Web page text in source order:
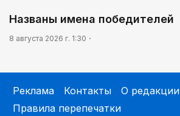
Названы имена победителей
8 августа 2026 г. 1:30
Реклама Контакты
О редакции
Правила перепечатки